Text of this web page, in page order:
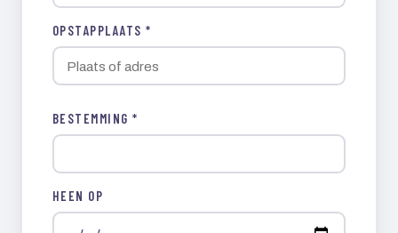
OPSTAPPLAATS *
BESTEMMING *
HEEN OP